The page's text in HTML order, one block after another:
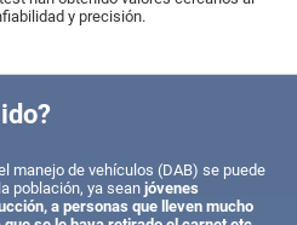
y precisión.
manejo de vehículos (DAB) se puede
población, ya seanjóvenes
a personas que lleven mucho